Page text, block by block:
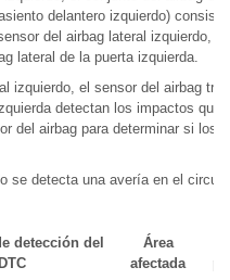
delantero izquierdo)
del airbag lateral izquierdo,
lateral de la puerta izquierda.
izquierdo, el sensor del airbag
detectan los impactos que
del airbag para determinar si los
se detecta una avería en el
detección del
DTC
Área
afectada